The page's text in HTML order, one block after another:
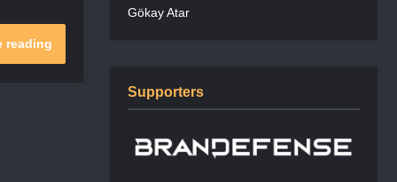
reading
Gökay Atar
Supporters